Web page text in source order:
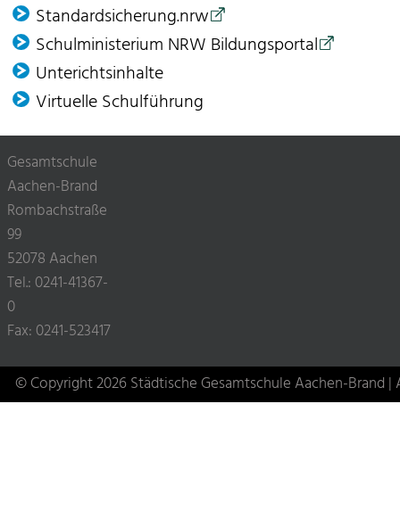
Standardsicherung.nrw
Schulministerium NRW Bildungsportal
Unterichtsinhalte
Virtuelle Schulführung
Gesamtschule
Aachen-Brand
Rombachstraße
99
52078 Aachen
Tel.: 0241-41367-
0
Fax: 0241-523417
© Copyright 2026 Städtische Gesamtschule Aachen-Brand